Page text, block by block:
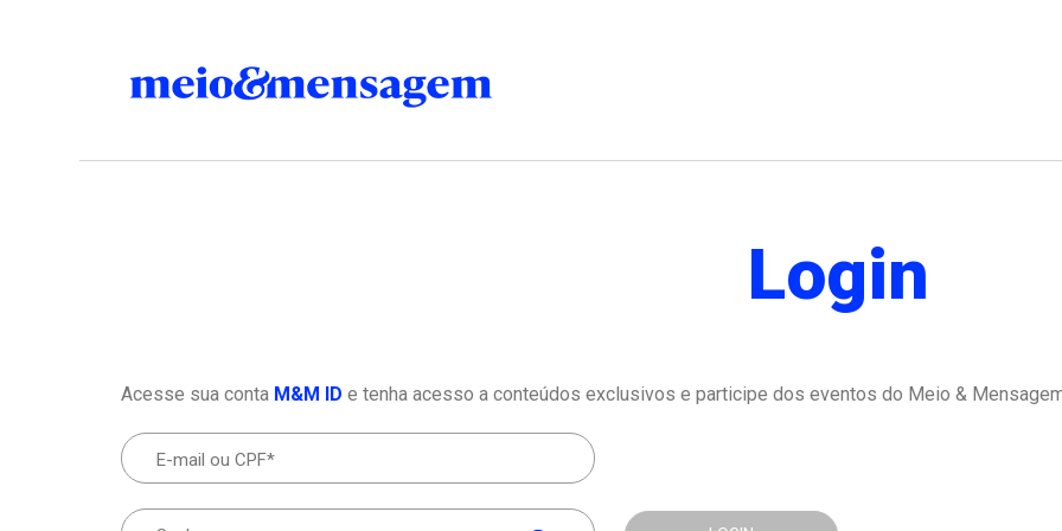
Login
Acesse sua conta M&M ID e tenha acesso a conteúdos exclusivos e participe dos eventos do Meio &